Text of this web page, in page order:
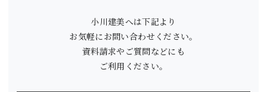
小川建美へは下記より
お気軽にお問い合わせください。
資料請求やご質問などにも
ご利用ください。